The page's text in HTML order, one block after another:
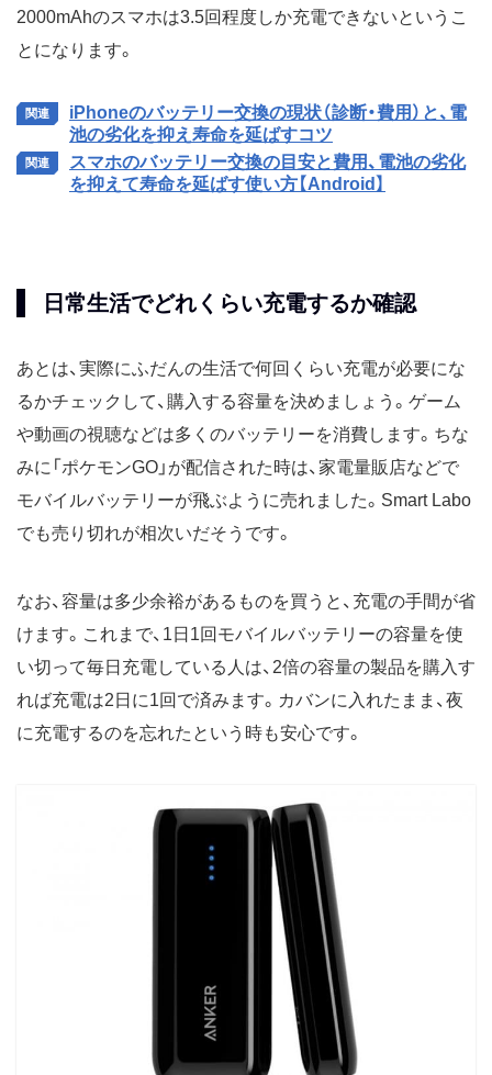
2000mAhのスマホは3.5回程度しか充電できないというこ
とになります。
iPhoneのバッテリー交換の現状（診断・費用）と、電
池の劣化を抑え寿命を延ばすコツ
スマホのバッテリー交換の目安と費用、電池の劣化
を抑えて寿命を延ばす使い方【Android】
日常生活でどれくらい充電するか確認
あとは、実際にふだんの生活で何回くらい充電が必要にな
るかチェックして、購入する容量を決めましょう。ゲーム
や動画の視聴などは多くのバッテリーを消費します。ちな
みに「ポケモンGO」が配信された時は、家電量販店などで
モバイルバッテリーが飛ぶように売れました。Smart Labo
でも売り切れが相次いだそうです。
なお、容量は多少余裕があるものを買うと、充電の手間が省
けます。これまで、1日1回モバイルバッテリーの容量を使
い切って毎日充電している人は、2倍の容量の製品を購入す
れば充電は2日に1回で済みます。カバンに入れたまま、夜
に充電するのを忘れたという時も安心です。